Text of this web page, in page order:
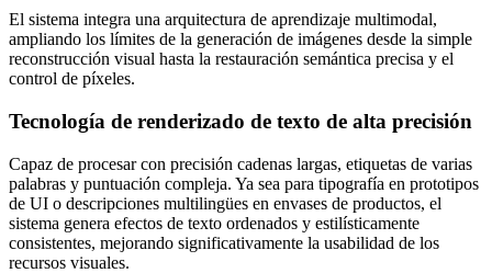
El sistema integra una arquitectura de aprendizaje multimodal,
ampliando los límites de la generación de imágenes desde la simple
reconstrucción visual hasta la restauración semántica precisa y el
control de píxeles.
Tecnología de renderizado de texto de alta precisión
Capaz de procesar con precisión cadenas largas, etiquetas de varias
palabras y puntuación compleja. Ya sea para tipografía en prototipos
de UI o descripciones multilingües en envases de productos, el
sistema genera efectos de texto ordenados y estilísticamente
consistentes, mejorando significativamente la usabilidad de los
recursos visuales.